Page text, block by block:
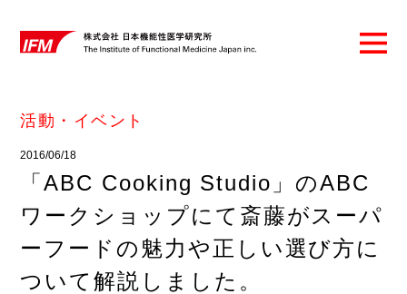
活動・イベント
2016/06/18
「ABC Cooking Studio」のABC
ワークショップにて斎藤がスーパ
ーフードの魅力や正しい選び方に
ついて解説しました。